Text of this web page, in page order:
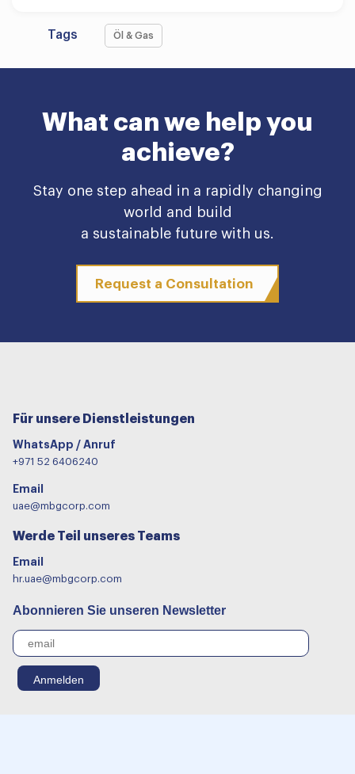
Tags Öl & Gas
What can we help you
achieve?
Stay one step ahead in a rapidly changing
world and build
a sustainable future with us.
Request a Consultation
Für unsere Dienstleistungen
WhatsApp / Anruf
+971 52 6406240
Email
uae@mbgcorp.com
Werde Teil unseres Teams
Email
hr.uae@mbgcorp.com
Abonnieren Sie unseren Newsletter